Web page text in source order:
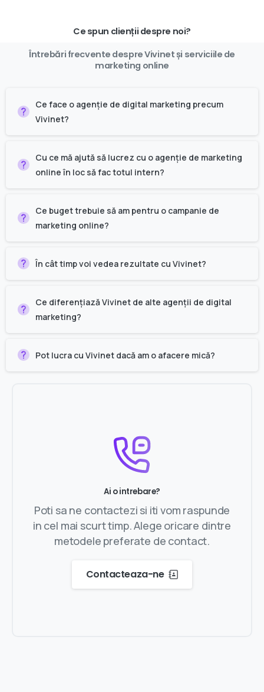
Ce spun clienții despre noi?
Întrebări frecvente despreVivinetși serviciile de
marketing online
Ce face o agenție de digital marketing precum
Vivinet?
Cu ce mă ajută să lucrez cu o agenție de marketing
online în loc să fac totul intern?
Ce buget trebuie să am pentru o campanie de
marketing online?
În cât timp voi vedea rezultate cu Vivinet?
Ce diferențiază Vivinet de alte agenții de digital
marketing?
Pot lucra cu Vivinet dacă am o afacere mică?
Ai o intrebare?
Poti sa ne contactezi si iti vom raspunde
in cel mai scurt timp. Alege oricare dintre
metodele preferate de contact.
Contacteaza-ne